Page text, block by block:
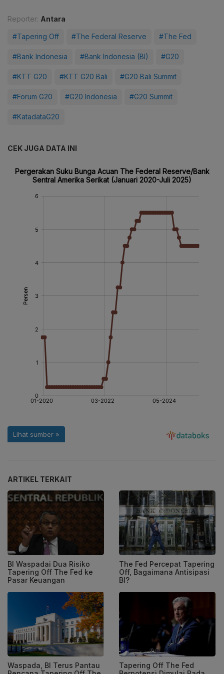
Reporter: Antara
#Tapering Off #The Federal Reserve #The Fed
#Bank Indonesia #Bank Indonesia (BI) #G20
#KTT G20 #KTT G20 Bali #G20 Bali Summit
#Forum G20 #G20 Indonesia #G20 Summit
#KatadataG20
CEK JUGA DATA INI
ARTIKEL TERKAIT
BI Waspadai Dua Risiko
Tapering Off The Fed ke
Pasar Keuangan
The Fed Percepat Tapering
Off, Bagaimana Antisipasi
BI?
Waspada, BI Terus Pantau
Tapering Off The Fed